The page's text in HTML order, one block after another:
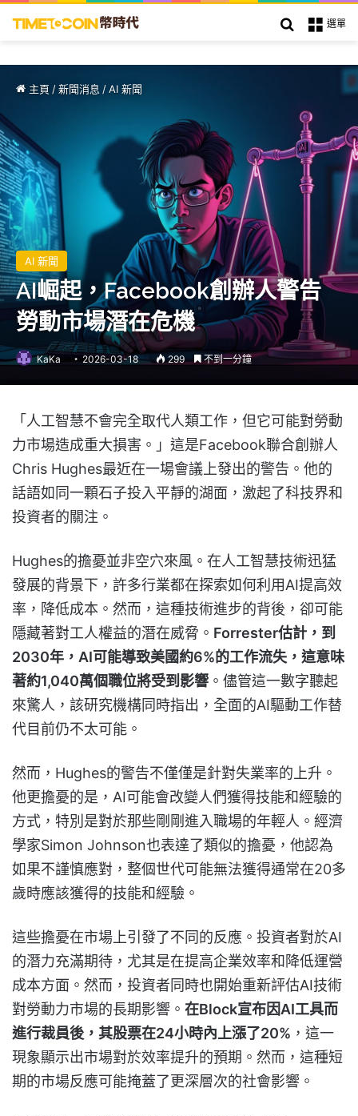
選單
搜索
主頁 /新聞消息 /AI 新聞
AI 新聞
AI崛起，Facebook創辦人警告
勞動市場潛在危機
KaKa 2026-03-18 299 不到一分鐘
「人工智慧不會完全取代人類工作，但它可能對勞動
力市場造成重大損害。」這是Facebook聯合創辦人
Chris Hughes最近在一場會議上發出的警告。他的
話語如同一顆石子投入平靜的湖面，激起了科技界和
投資者的關注。
Hughes的擔憂並非空穴來風。在人工智慧技術迅猛
發展的背景下，許多行業都在探索如何利用AI提高效
率，降低成本。然而，這種技術進步的背後，卻可能
隱藏著對工人權益的潛在威脅。 Forrester估計，到
2030年，AI可能導致美國約6%的工作流失，這意味
著約1,040萬個職位將受到影響 。儘管這一數字聽起
來驚人，該研究機構同時指出，全面的AI驅動工作替
代目前仍不太可能。
然而，Hughes的警告不僅僅是針對失業率的上升。
他更擔憂的是，AI可能會改變人們獲得技能和經驗的
方式，特別是對於那些剛剛進入職場的年輕人。經濟
學家Simon Johnson也表達了類似的擔憂，他認為
如果不謹慎應對，整個世代可能無法獲得通常在20多
歲時應該獲得的技能和經驗。
這些擔憂在市場上引發了不同的反應。投資者對於AI
的潛力充滿期待，尤其是在提高企業效率和降低運營
成本方面。然而，投資者同時也開始重新評估AI技術
對勞動力市場的長期影響。 在Block宣布因AI工具而
進行裁員後，其股票在24小時內上漲了20% ，這一
現象顯示出市場對於效率提升的預期。然而，這種短
期的市場反應可能掩蓋了更深層次的社會影響。